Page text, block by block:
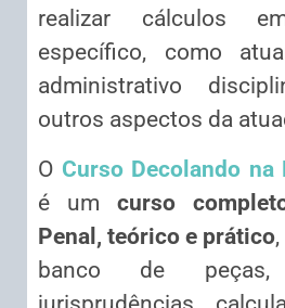
realizar cálculos
específico, como
administrativo
outros aspectos da
O Curso Decolando na
é um curso
Penal, teórico e prático
banco de